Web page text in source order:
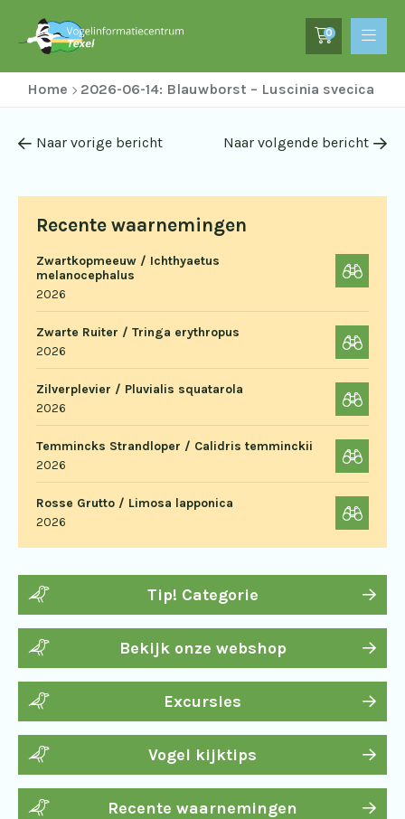
0
Home 2026-06-14: Blauwborst – Luscinia svecica
Recente waarnemingen
Zwartkopmeeuw / Ichthyaetus
melanocephalus
2026
Zwarte Ruiter / Tringa erythropus
2026
Zilverplevier / Pluvialis squatarola
2026
Temmincks Strandloper / Calidris temminckii
2026
Rosse Grutto / Limosa lapponica
2026
Tip! Categorie
Bekijk onze webshop
Excursies
Vogel kijktips
Recente waarnemingen
Naar vorige bericht Naar volgende bericht